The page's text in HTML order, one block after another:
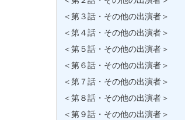
＜第３話・その他の出演者＞
＜第４話・その他の出演者＞
＜第５話・その他の出演者＞
＜第６話・その他の出演者＞
＜第７話・その他の出演者＞
＜第８話・その他の出演者＞
＜第９話・その他の出演者＞